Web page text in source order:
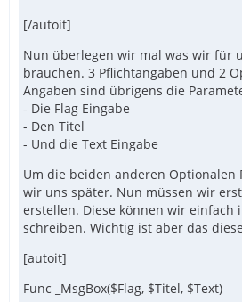
[/autoit]
Nun überlegen wir mal was wir für
brauchen. 3 Pflichtangaben und 2
Angaben sind übrigens die
- Die Flag Eingabe
- Den Titel
- Und die Text Eingabe
Um die beiden anderen Optionalen
wir uns später. Nun müssen wir
erstellen. Diese können wir einfach
schreiben. Wichtig ist aber das
[autoit]
Func _MsgBox($Flag, $Titel, $Text)